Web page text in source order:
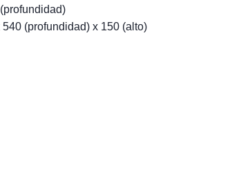
(profundidad) x 150 (alto)